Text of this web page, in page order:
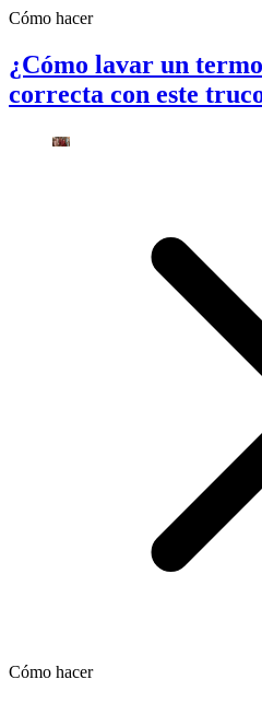
Cómo hacer
¿Cómo lavar un
correcta con este
Cómo hacer